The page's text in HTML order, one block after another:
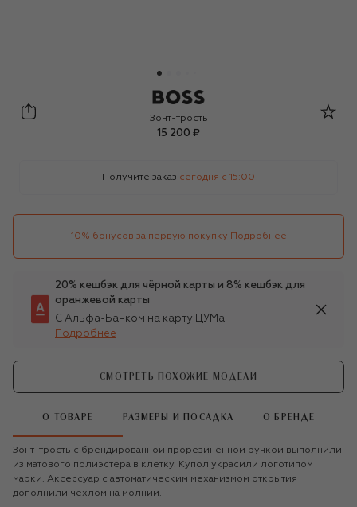
BOSS
Зонт-трость
15 200 ₽
Получите заказ сегодня c 15:00
10% бонусов за первую покупку Подробнее
20% кешбэк для чёрной карты и 8% кешбэк для
оранжевой карты
С Альфа-Банком на карту ЦУМа
Подробнее
СМОТРЕТЬ ПОХОЖИЕ МОДЕЛИ
О ТОВАРЕ РАЗМЕРЫ И ПОСАДКА О БРЕНДЕ
Зонт-трость с брендированной прорезиненной ручкой выполнили
из матового полиэстера в клетку. Купол украсили логотипом
марки. Аксессуар с автоматическим механизмом открытия
дополнили чехлом на молнии.